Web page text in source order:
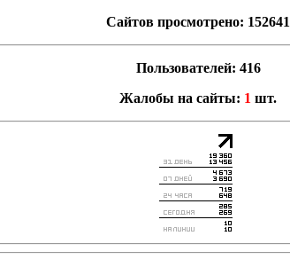
Сайтов просмотрено: 152641
Пользователей: 416
Жалобы на сайты: 1 шт.